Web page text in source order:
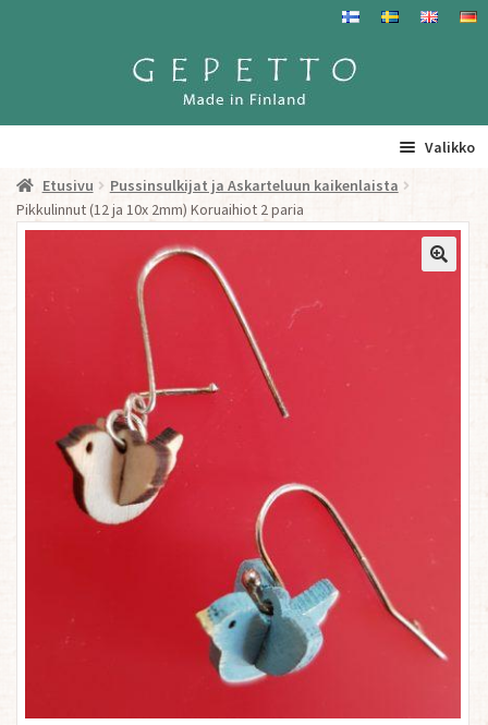
Siirry
Siirry
Valikko
Etusivu
Yhteystiedot/ Gepetosta
Jälleenmyyjät ja agentit
Tavataan täällä
Gepetto Jälleenmyyjille
Etusivu
Pussinsulkijat ja Askarteluun kaikenlaista
Pikkulinnut (12 ja 10x 2mm) Koruaihiot 2 paria